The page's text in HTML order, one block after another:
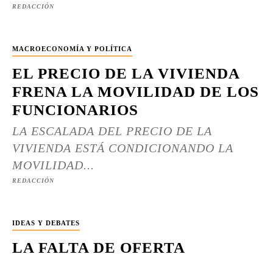
REDACCIÓN
MACROECONOMÍA Y POLÍTICA
EL PRECIO DE LA VIVIENDA
FRENA LA MOVILIDAD DE LOS
FUNCIONARIOS
LA ESCALADA DEL PRECIO DE LA
VIVIENDA ESTÁ CONDICIONANDO LA
MOVILIDAD...
REDACCIÓN
IDEAS Y DEBATES
LA FALTA DE OFERTA